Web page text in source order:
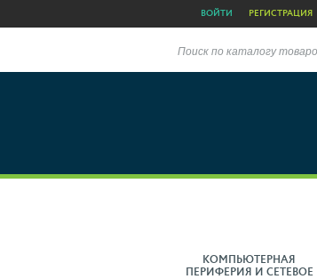
ВОЙТИ РЕГИСТРАЦИЯ
Поиск по каталогу
КОМПЬЮТЕРНАЯ
ПЕРИФЕРИЯ И СЕТЕВОЕ